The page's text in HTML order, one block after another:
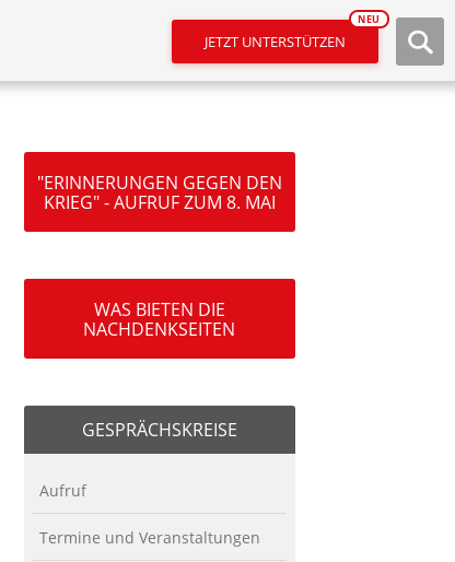
JETZT UNTERSTÜTZEN
NEU
"ERINNERUNGEN GEGEN DEN
KRIEG" - AUFRUF ZUM 8. MAI
WAS BIETEN DIE
NACHDENKSEITEN
GESPRÄCHSKREISE
Aufruf
Termine und Veranstaltungen